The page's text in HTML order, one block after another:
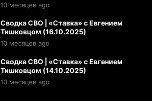
10 месяцев ago
Сводка СВО | «Ставка» с Евгением
Тишковцом (16.10.2025)
10 месяцев ago
Сводка СВО | «Ставка» с Евгением
Тишковцом (14.10.2025)
10 месяцев ago